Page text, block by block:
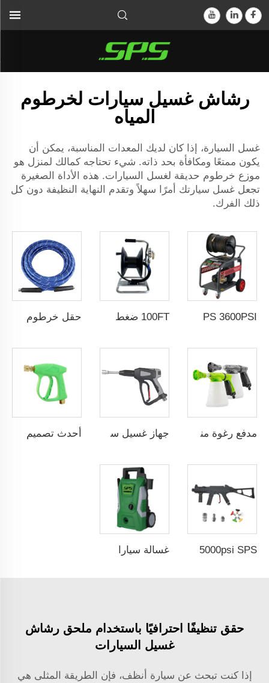
رشاش غسيل سيارات لخرطوم
المياه
غسل السيارة، إذا كان لديك المعدات المناسبة، يمكن أن
يكون ممتعًا ومكافأة بحد ذاته. شيء تحتاجه كمالك لمنزل هو
موزع خرطوم حديقة لغسل السيارات. هذه الأداة الصغيرة
تجعل غسل سيارتك أمرًا سهلاً وتقدم النهاية النظيفة دون كل
ذلك الفرك.
جهاز غسيل سيارات بضغط عالٍ SPS 40دقائق / لتر 5000PSI مسدسات مياه غسيل سيارات مصنوعة من الفولاذ المقاوم للصدأ 304 مع خرطوم رغوة ومسمار أنثى G3/8"
حقق تنظيفًا احترافيًا باستخدام ملحق رشاش
غسيل السيارات
إذا كنت تبحث عن سيارة أنظف، فإن الطريقة المثلى هي